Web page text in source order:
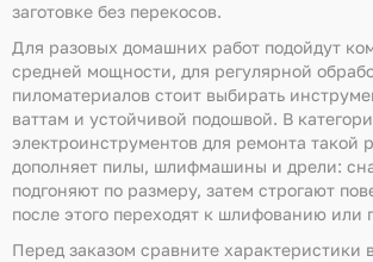
заготовке без перекосов.
Для разовых домашних работ подойдут
средней мощности, для регулярной
пиломатериалов стоит выбирать
ваттам и устойчивой подошвой. В
электроинструментов для ремонта такой
дополняет пилы, шлифмашины и дрели:
подгоняют по размеру, затем строгают
после этого переходят к шлифованию или
Перед заказом сравните характеристики